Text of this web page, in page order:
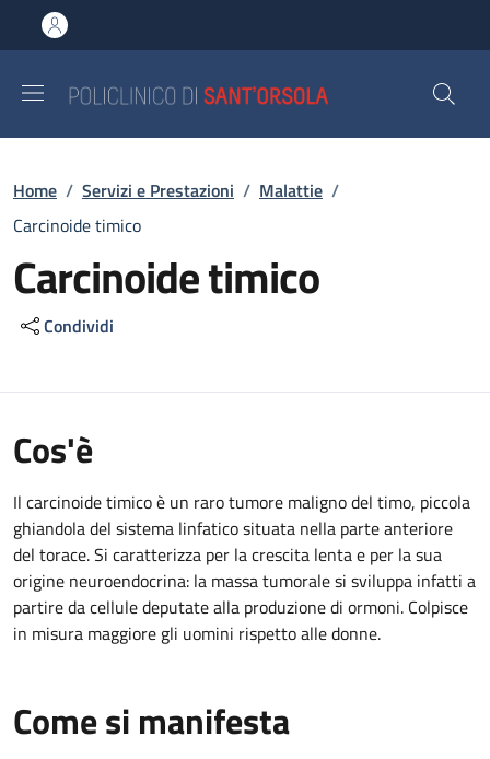
al contenuto principale
to footer content
Briciole di pane
Home / Servizi e Prestazioni / Malattie /
Carcinoide timico
Carcinoide timico
Condividi
Cos'è
Il carcinoide timico è un raro tumore maligno del timo, piccola
ghiandola del sistema linfatico situata nella parte anteriore
del torace. Si caratterizza per la crescita lenta e per la sua
origine neuroendocrina: la massa tumorale si sviluppa infatti a
partire da cellule deputate alla produzione di ormoni. Colpisce
in misura maggiore gli uomini rispetto alle donne.
Come si manifesta